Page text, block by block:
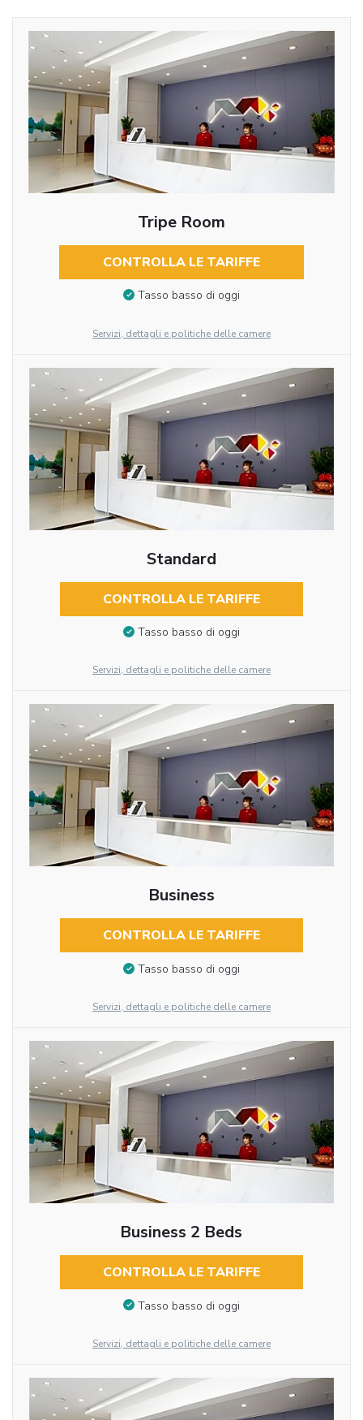
Tripe Room
CONTROLLA LE TARIFFE
Tasso basso di oggi
Servizi, dettagli e politiche delle camere
Standard
CONTROLLA LE TARIFFE
Tasso basso di oggi
Servizi, dettagli e politiche delle camere
Business
CONTROLLA LE TARIFFE
Tasso basso di oggi
Servizi, dettagli e politiche delle camere
Business 2 Beds
CONTROLLA LE TARIFFE
Tasso basso di oggi
Servizi, dettagli e politiche delle camere